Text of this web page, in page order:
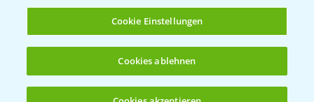
Allgemeine Nutzungsbedingungen
Datenschutzerklärung
Impressum
Gebrauchshinweise
Cookie Einstellungen
Cookies ablehnen